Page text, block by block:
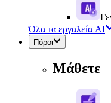
Όλα τα εργαλεία AI
Πόροι
Μάθετε